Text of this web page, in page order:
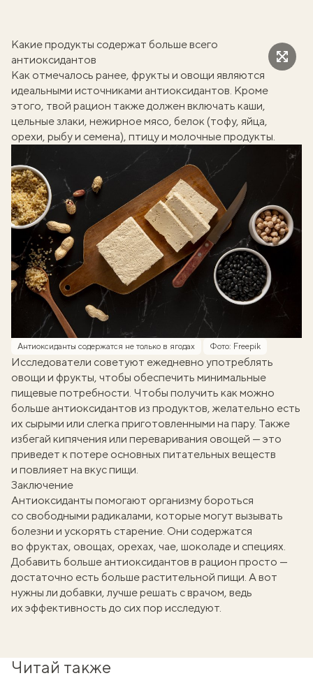
Какие продукты содержат больше всего
антиоксидантов
Как отмечалось ранее, фрукты и овощи являются
идеальными источниками антиоксидантов. Кроме
этого, твой рацион также должен включать каши,
цельные злаки, нежирное мясо, белок (тофу, яйца,
орехи, рыбу и семена), птицу и молочные продукты.
Антиоксиданты содержатся не только в ягодах Фото: Freepik
Исследователи советуют ежедневно употреблять
овощи и фрукты, чтобы обеспечить минимальные
пищевые потребности. Чтобы получить как можно
больше антиоксидантов из продуктов, желательно есть
их сырыми или слегка приготовленными на пару. Также
избегай кипячения или переваривания овощей — это
приведет к потере основных питательных веществ
и повлияет на вкус пищи.
Заключение
Антиоксиданты помогают организму бороться
со свободными радикалами, которые могут вызывать
болезни и ускорять старение. Они содержатся
во фруктах, овощах, орехах, чае, шоколаде и специях.
Добавить больше антиоксидантов в рацион просто —
достаточно есть больше растительной пищи. А вот
нужны ли добавки, лучше решать с врачом, ведь
их эффективность до сих пор исследуют.
Читай также